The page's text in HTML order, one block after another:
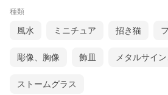
種類
風水 ミニチュア 招き猫
彫像、胸像 飾皿 メタルサイ
ストームグラス